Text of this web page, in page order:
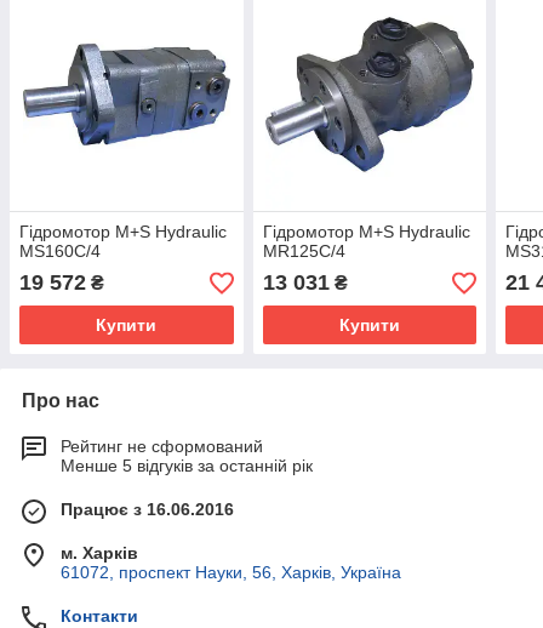
Гідромотор M+S Hydraulic
MS160C/4
19 572 ₴
Купити
Гідромотор M+S Hydraulic
MR125C/4
13 031₴
Купити
21
Про нас
Рейтинг не сформований
Менше 5 відгуків за останній рік
Працює з 16.06.2016
м. Харків
61072, проспект Науки, 56, Харків, Україна
Контакти